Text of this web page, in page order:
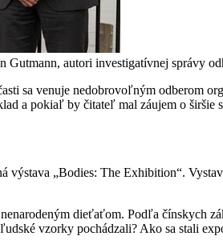
autori investigatívnej správy
sa venuje nedobrovoľným
a pokiaľ by čitateľ mal záujem o širšie
výstava „Bodies: The Exhibition“.
dieťaťom. Podľa čínskych
vzorky pochádzali? Ako sa stali